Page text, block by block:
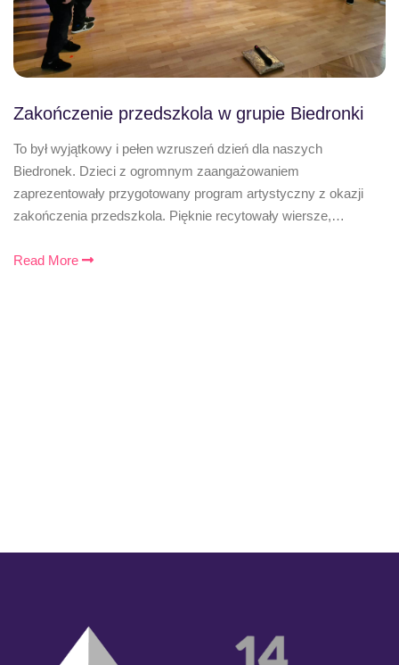
Zakończenie przedszkola w grupie Biedronki
To był wyjątkowy i pełen wzruszeń dzień dla naszych
Biedronek. Dzieci z ogromnym zaangażowaniem
zaprezentowały przygotowany program artystyczny z okazji
zakończenia przedszkola. Pięknie recytowały wiersze,…
Read More